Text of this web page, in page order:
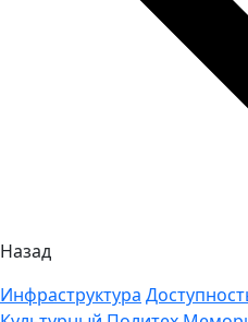
Назад
Инфраструктура